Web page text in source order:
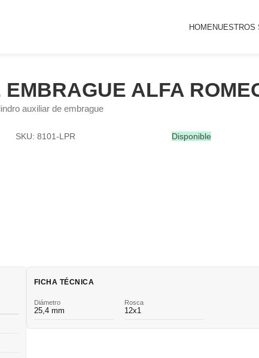
HOMENUESTROS
ALFA
auxiliar de embrague
SKU: 8101-LPR Disponible
FICHA TÉCNICA
Diámetro
25,4 mm
Rosca
12x1